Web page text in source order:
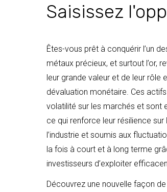
Saisissez
Êtes-vous prêt à conquérir l’un
métaux précieux, et surtout l’or,
leur grande valeur et de leur rôle
dévaluation monétaire. Ces
volatilité sur les marchés et sont
ce qui renforce leur résilience sur
l’industrie et soumis aux
la fois à court et à long terme
investisseurs d’exploiter
Découvrez une nouvelle façon